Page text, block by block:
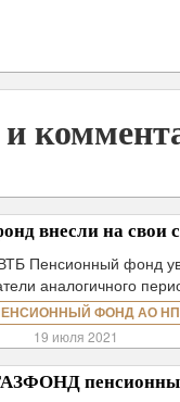
внесли на свои
Пенсионный фонд
аналогичного
ФОНД АО
19 июля 2021